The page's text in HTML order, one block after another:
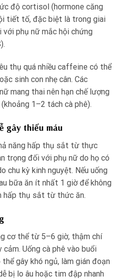
độ cortisol (hormone căng
tiết tố, đặc biệt là trong giai
phụ nữ mắc hội chứng
thụ quá nhiều caffeine có thể
sinh con nhẹ cân. Các
mang thai nên hạn chế lượng
1–2 tách cà phê).
gây thiếu máu
năng hấp thụ sắt từ thực
trọng đối với phụ nữ do họ có
chu kỳ kinh nguyệt. Nếu uống
bữa ăn ít nhất 1 giờ để không
hấp thụ sắt từ thức ăn.
cơ thể từ 5–6 giờ, thậm chí
Uống cà phê vào buổi
gây khó ngủ, làm gián đoạn
bị lo âu hoặc tim đập nhanh